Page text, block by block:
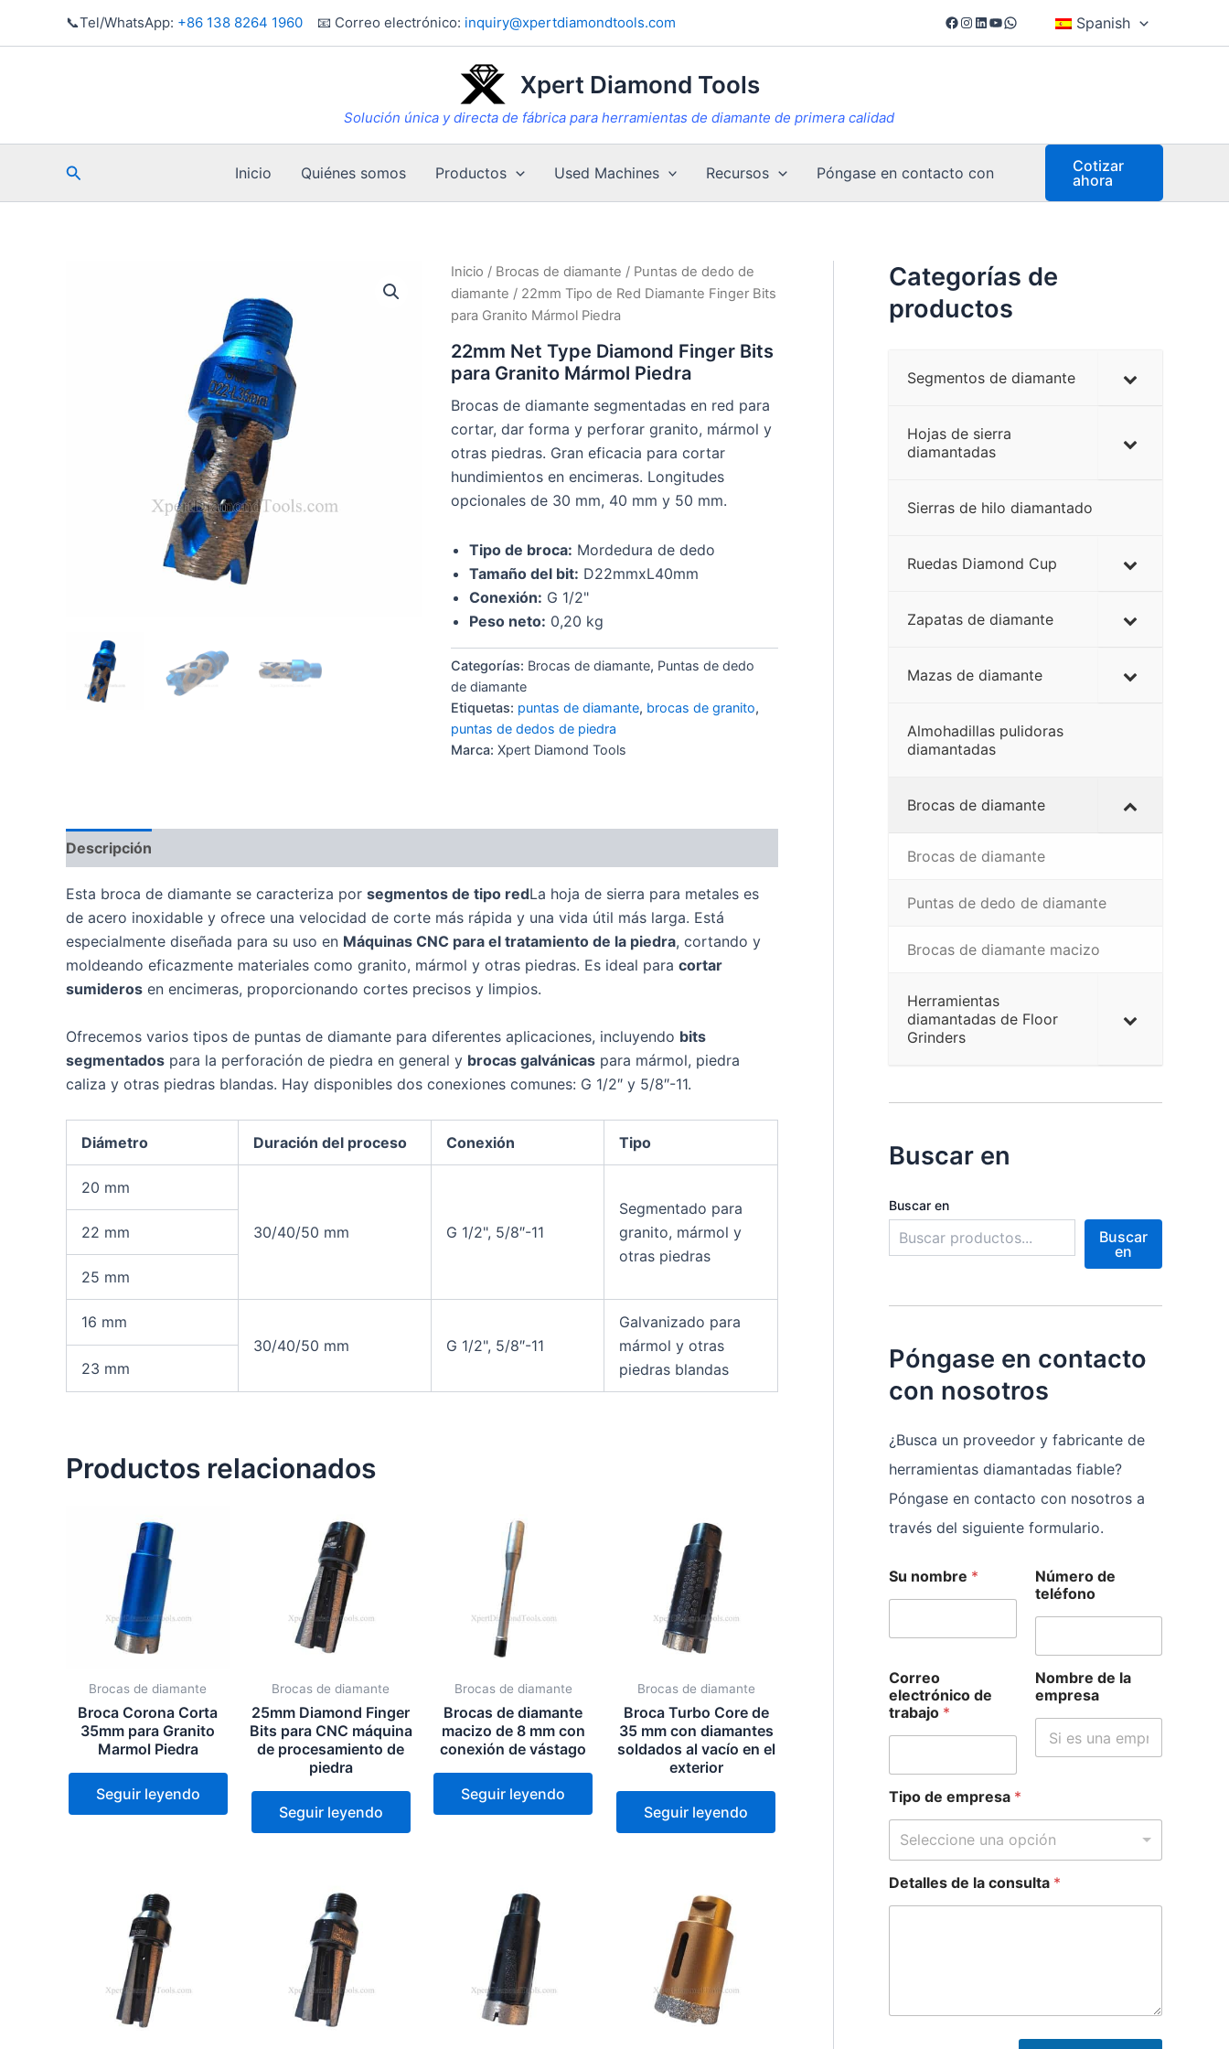
📞Tel/WhatsApp: +86 138 8264 1960 📧 Correo electrónico: inquiry@xpertdiamondtools.com Facebook
Instagram
LinkedIn
YouTube
WhatsApp Spanish
Xpert Diamond Tools
Solución única y directa de fábrica para herramientas de diamante de primera calidad
Buscar
Inicio Quiénes somos Productos Used Machines Recursos Póngase en contacto con
Cotizar
ahora
Inicio / Brocas de diamante / Puntas de dedo de
diamante / 22mm Tipo de Red Diamante Finger Bits
para Granito Mármol Piedra
22mm Net Type Diamond Finger Bits
para Granito Mármol Piedra
Brocas de diamante segmentadas en red para
cortar, dar forma y perforar granito, mármol y
otras piedras. Gran eficacia para cortar
hundimientos en encimeras. Longitudes
opcionales de 30 mm, 40 mm y 50 mm.
Tipo de broca: Mordedura de dedo
Tamaño del bit: D22mmxL40mm
Conexión: G 1/2"
Peso neto: 0,20 kg
Categorías: Brocas de diamante, Puntas de dedo
de diamante
Etiquetas: puntas de diamante, brocas de granito,
puntas de dedos de piedra
Marca: Xpert Diamond Tools
Descripción
Esta broca de diamante se caracteriza por segmentos de tipo redLa hoja de sierra para metales es
de acero inoxidable y ofrece una velocidad de corte más rápida y una vida útil más larga. Está
especialmente diseñada para su uso en Máquinas CNC para el tratamiento de la piedra, cortando y
moldeando eficazmente materiales como granito, mármol y otras piedras. Es ideal para cortar
sumideros en encimeras, proporcionando cortes precisos y limpios.
Ofrecemos varios tipos de puntas de diamante para diferentes aplicaciones, incluyendo bits
segmentados para la perforación de piedra en general y brocas galvánicas para mármol, piedra
caliza y otras piedras blandas. Hay disponibles dos conexiones comunes: G 1/2″ y 5/8″-11.
Diámetro Duración del proceso Conexión Tipo
20 mm
30/40/50 mm G 1/2", 5/8″-11
Segmentado para
granito, mármol y
otras piedras
22 mm
25 mm
16 mm
30/40/50 mm
G 1/2", 5/8″-11
Galvanizado para
mármol y otras
piedras blandas
23 mm
Productos relacionados
Brocas de diamante
Broca Corona Corta
35mm para Granito
Marmol Piedra
Seguir leyendo
Brocas de diamante
25mm Diamond Finger
Bits para CNC máquina
de procesamiento de
piedra
Seguir leyendo
Brocas de diamante
Brocas de diamante
macizo de 8 mm con
conexión de vástago
Seguir leyendo
Brocas de diamante
Broca Turbo Core de
35 mm con diamantes
soldados al vacío en el
exterior
Seguir leyendo
Categorías de
productos
Segmentos de diamante
Hojas de sierra
diamantadas
Sierras de hilo diamantado
Ruedas Diamond Cup
Zapatas de diamante
Mazas de diamante
Almohadillas pulidoras
diamantadas
Brocas de diamante
Brocas de diamante
Puntas de dedo de diamante
Brocas de diamante macizo
Herramientas
diamantadas de Floor
Grinders
Buscar en
Buscar en
Buscar
en
Póngase en contacto
con nosotros
¿Busca un proveedor y fabricante de
herramientas diamantadas fiable?
Póngase en contacto con nosotros a
través del siguiente formulario.
Su nombre *
Número de
teléfono
Correo
electrónico de
trabajo *
Nombre de la
empresa
Tipo de empresa *
Seleccione una opción
Detalles de la consulta *